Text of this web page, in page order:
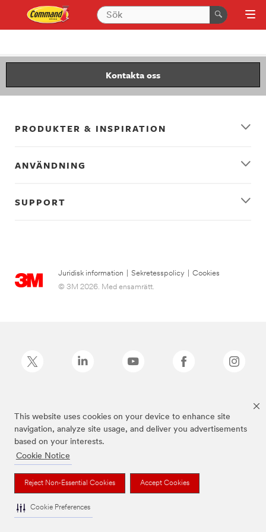
This website uses cookies on your device to enhance site
navigation, analyze site usage, and deliver you advertisements
based on your interests.
Cookie Notice
Reject Non-Essential Cookies Accept Cookies
Cookie Preferences
Kontakta oss
PRODUKTER & INSPIRATION
ANVÄNDNING
SUPPORT
Juridisk information Sekretesspolicy
Cookies
© 3M 2026. Med ensamrätt.